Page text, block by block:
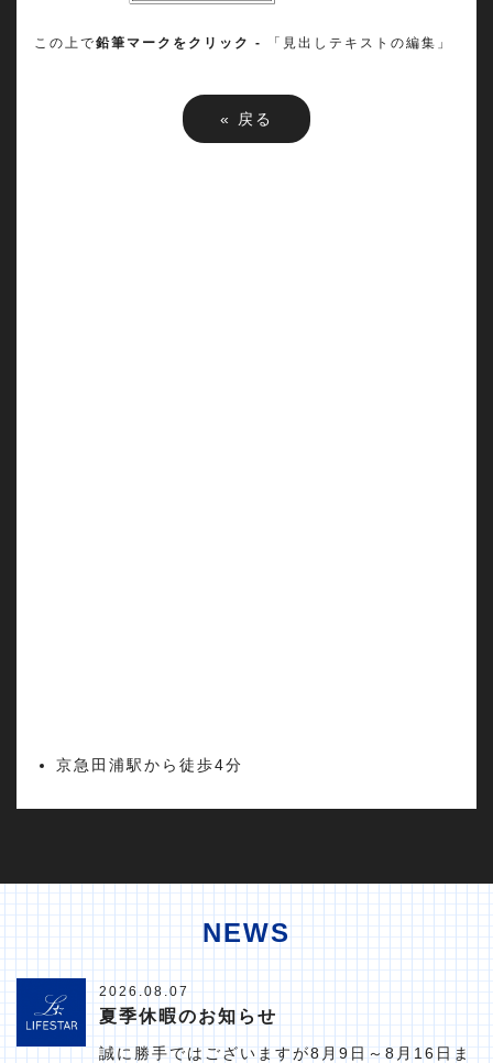
この上で鉛筆マークをクリック - 「見出しテキストの編集」
« 戻る
京急田浦駅から徒歩4分
NEWS
2026.08.07
夏季休暇のお知らせ
誠に勝手ではございますが8月9日～8月16日ま